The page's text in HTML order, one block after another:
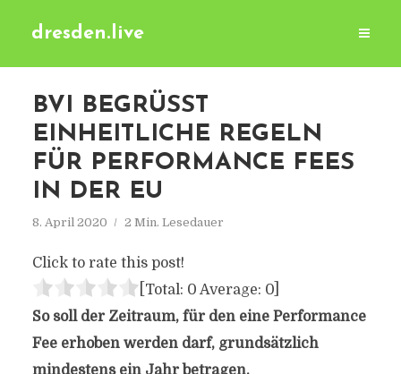
dresden.live
BVI BEGRÜSST E
INHEITLICHE REGELN F
ÜR PERFORMANCE FEES I
N DER EU
8. April 2020 2 Min. Lesedauer
Click to rate this post!
[Total: 0 Average: 0]
So soll der Zeitraum, für den eine Performance
Fee erhoben werden darf, grundsätzlich
mindestens ein Jahr betragen.